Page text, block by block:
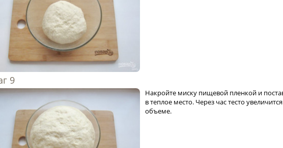
Накройте миску пищевой пленкой и
в теплое место. Через час тесто
объеме.